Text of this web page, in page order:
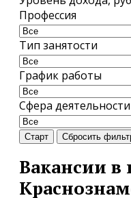
Профессия
Тип занятости
График работы
Сфера деятельности
Старт Сбросить
Вакансии в г.